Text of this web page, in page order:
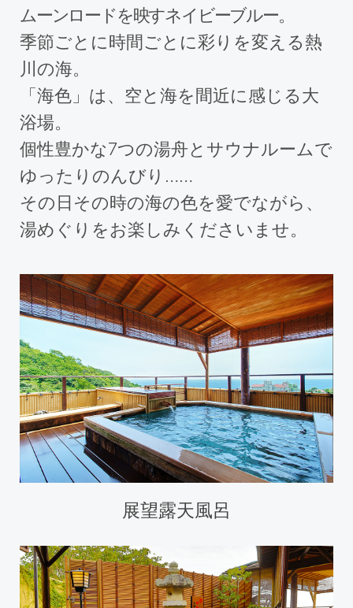
ムーンロードを映すネイビーブルー。
季節ごとに時間ごとに彩りを変える熱
川の海。
「海色」は、空と海を間近に感じる大
浴場。
個性豊かな7つの湯舟とサウナルームで
ゆったりのんびり……
その日その時の海の色を愛でながら、
湯めぐりをお楽しみくださいませ。
展望露天風呂